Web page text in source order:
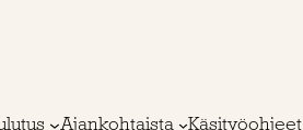
Ajankohtaista Käsityöohjeet